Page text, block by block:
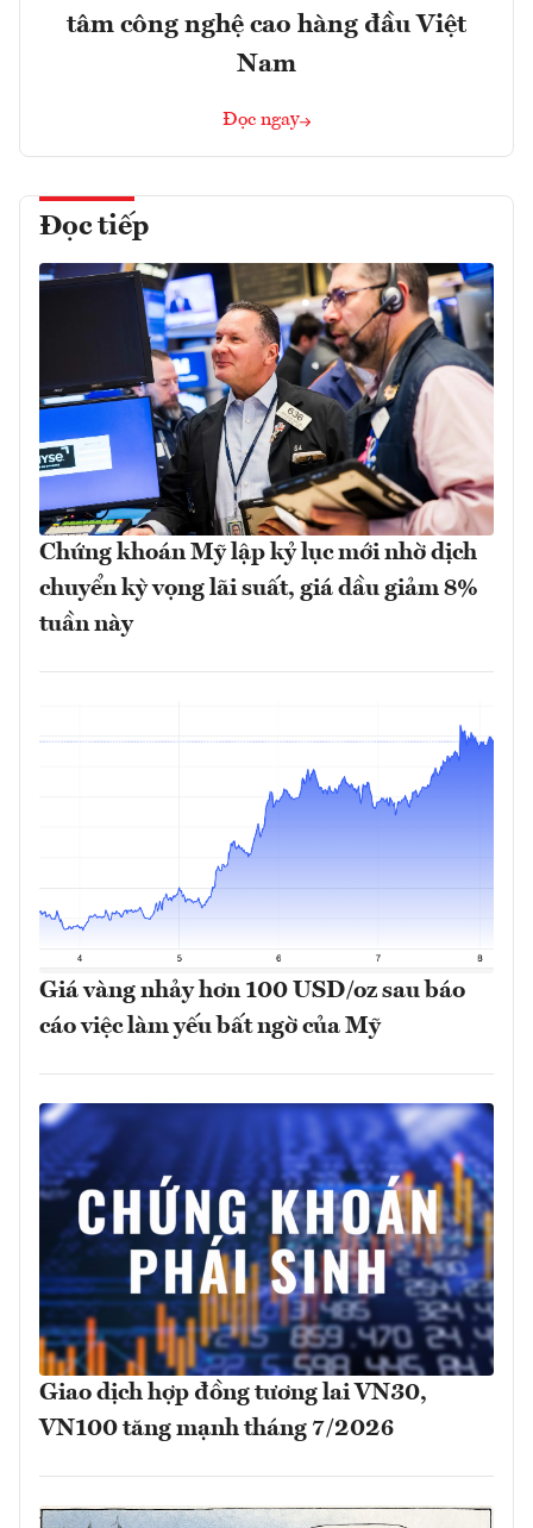
tâm công nghệ cao hàng đầu Việt
Nam
Đọc ngay
Đọc tiếp
Chứng khoán Mỹ lập kỷ lục mới nhờ dịch
chuyển kỳ vọng lãi suất, giá dầu giảm 8%
tuần này
Giá vàng nhảy hơn 100 USD/oz sau báo
cáo việc làm yếu bất ngờ của Mỹ
Giao dịch hợp đồng tương lai VN30,
VN100 tăng mạnh tháng 7/2026